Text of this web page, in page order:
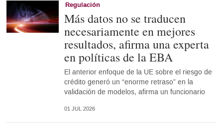
Regulación
Más datos no se traducen
necesariamente en mejores
resultados, afirma una experta
en políticas de la EBA
El anterior enfoque de la UE sobre el riesgo de
crédito generó un “enorme retraso” en la
validación de modelos, afirma un funcionario
01 JUL 2026